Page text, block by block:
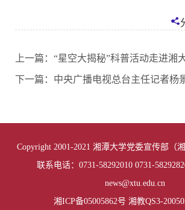
上一篇： “星空大揭秘”科普活动走进湘
下一篇： 中央广播电视总台主任记者杨景皓回校讲
Copyright 2001-2021 湘潭大学党委宣传部（
联系电话：0731-58292010 0731-
news@xtu.edu.cn
湘ICP备05005862号 湘教QS3-